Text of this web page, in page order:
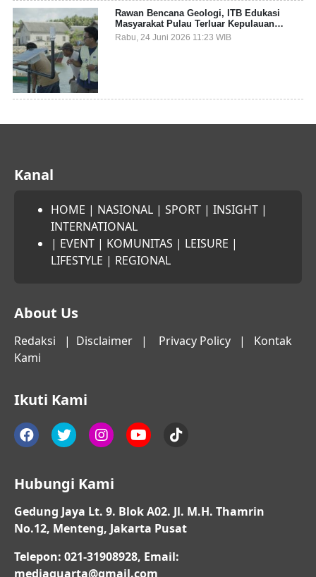
Rawan Bencana Geologi, ITB Edukasi
Masyarakat Pulau Terluar Kepulauan
Selayar Terkait Mitigasi Berbasis Kawasan
Pesisir
Rabu, 24 Juni 2026 11:23 WIB
Kanal
HOME | NASIONAL | SPORT | INSIGHT |
INTERNATIONAL
| EVENT | KOMUNITAS | LEISURE |
LIFESTYLE | REGIONAL
About Us
Redaksi | Disclaimer | Privacy Policy | Kontak
Kami
Ikuti Kami
Hubungi Kami
Gedung Jaya Lt. 9. Blok A02. Jl. M.H. Thamrin
No.12, Menteng, Jakarta Pusat
Telepon: 021-31908928, Email:
mediaquarta@gmail.com